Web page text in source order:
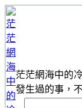
茫茫網海中的
發生過的事，